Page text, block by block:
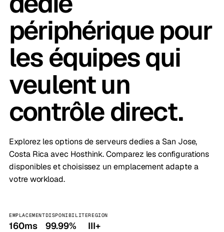
périphérique pour
les équipes qui
veulent un
contrôle direct.
Explorez les options de serveurs dedies a San Jose,
Costa Rica avec Hosthink. Comparez les configurations
disponibles et choisissez un emplacement adapte a
votre workload.
EMPLACEMENT
160ms
DISPONIBILITE
99.99%
REGION
III+